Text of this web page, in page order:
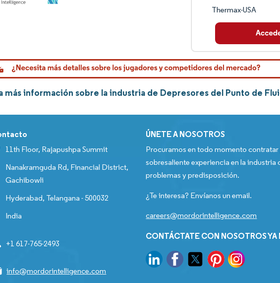
Thermax-USA
más información sobre la industria de Depresores del Punto de
11th Floor, Rajapushpa Summit
Nanakramguda Rd, Financial District,
Gachibowli
Hyderabad, Telangana - 500032
India
+1 617-765-2493
info@mordorintelligence.com
ÚNETE A NOSOTROS
Procuramos en todo momento
sobresaliente experiencia en la
problemas y predisposición.
¿Te interesa? Envíanos un email.
careers@mordorintelligence.com
CONTÁCTATE CON NOSOTROS YA